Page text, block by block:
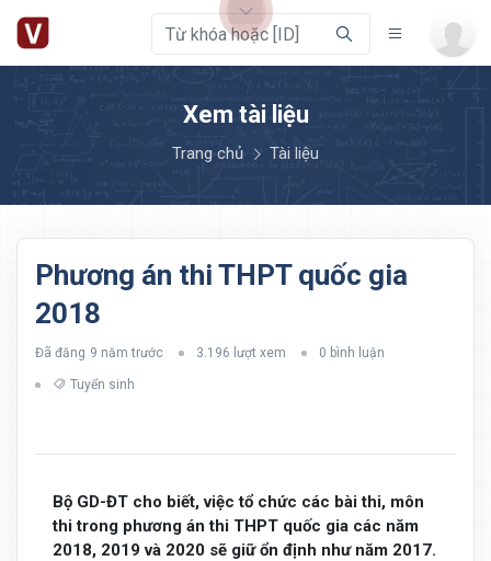
Xem tài liệu
Trang chủ Tài liệu
Phương án thi THPT quốc gia
2018
Đã đăng 9 năm trước 3.196 lượt xem 0 bình luận
Tuyển sinh
Bộ GD-ĐT cho biết, việc tổ chức các bài thi, môn
thi trong phương án thi THPT quốc gia các năm
2018, 2019 và 2020 sẽ giữ ổn định như năm 2017.